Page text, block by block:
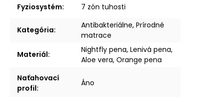
Fyziosystém: 7 zón tuhosti
Kategória:
Antibakteriálne, Prírodné
matrace
Materiál:
Nightfly pena, Lenivá pena,
Aloe vera, Orange pena
Naťahovací
profil:
Áno